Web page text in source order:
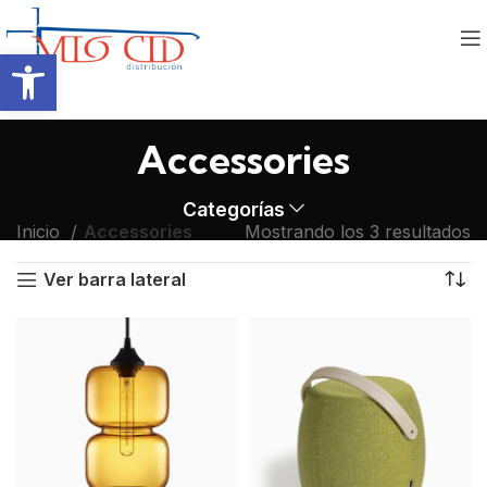
Abrir barra de herramientas
Accessories
Categorías
Inicio Accessories Mostrando los 3 resultados
Ver barra lateral